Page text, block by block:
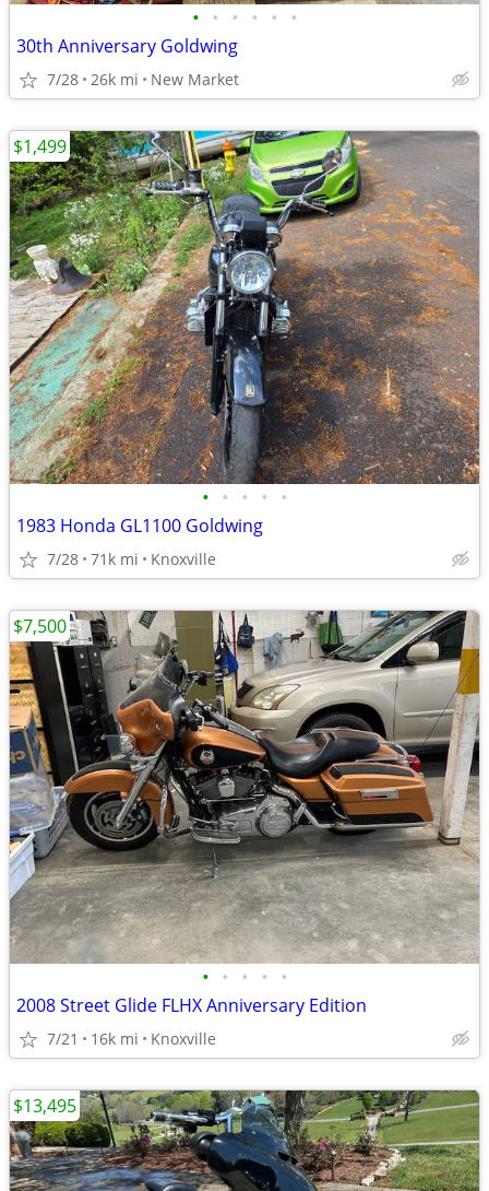
• • • • • •
30th Anniversary Goldwing
7/28 26k mi New Market
• • • • •
1983 Honda GL1100 Goldwing
7/28 71k mi Knoxville
$1,499
• • • • •
2008 Street Glide FLHX Anniversary Edition
7/21 16k mi Knoxville
$7,500
$13,495